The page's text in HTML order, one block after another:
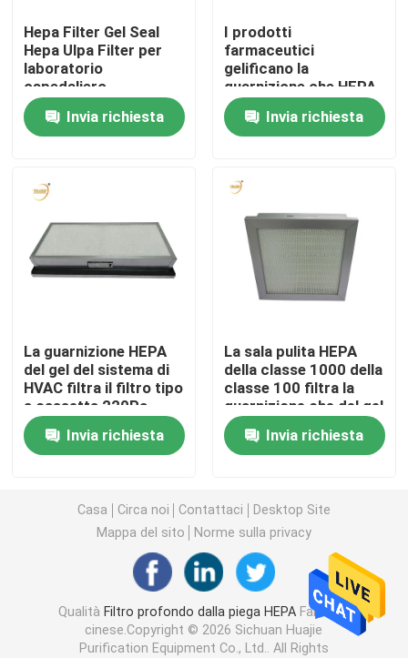
Richieda una citazione
Filtro profondo dalla piega HEPA
Pre filtro dell'aria
Unità di FFU
Filtro dell'aria della cabina della pittura
Filtro dell'aria della borsa
Filtro dell'aria di HEPA
Filtro dalla guarnizione HEPA del gel
Filtro ad alta temperatura da HEPA
Filtro dalla Banca di V
Hepa Filter Gel Seal
Hepa Ulpa Filter per
laboratorio
ospedaliero
Invia richiesta
I prodotti
farmaceutici
gelificano la
guarnizione che HEPA
filtrano H14 il filtro
dell'aria laminare
700m3/H
Invia richiesta
La guarnizione HEPA
del gel del sistema di
HVAC filtra il filtro tipo
a cassetta 220Pa
140Pa
Invia richiesta
La sala pulita HEPA
della classe 1000 della
classe 100 filtra la
guarnizione che del gel
di H14 H13 HEPA
filtrano 5 micron
Invia richiesta
Casa Circa noi Contattaci
Desktop Site
Mappa del sito
Norme sulla privacy
Qualità Filtro profondo dalla piega HEPAFabbrica
cinese.Copyright © 2026 Sichuan Huajie
Purification Equipment Co., Ltd.. All Rights